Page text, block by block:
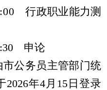
行政职业能力测
申论
公务员主管部门统
2026年4月 15日登录